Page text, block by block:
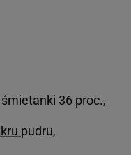
36 proc.,
pudru,